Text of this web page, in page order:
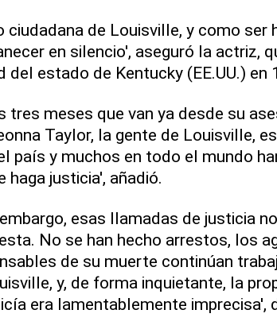
ciudadana de Louisville, y como ser
en silencio', aseguró la actriz,
del estado de Kentucky (EE.UU.) en
tres meses que van ya desde su
Taylor, la gente de Louisville,
país y muchos en todo el mundo
haga justicia', añadió.
esas llamadas de justicia
No se han hecho arrestos, los
de su muerte continúan
y, de forma inquietante, la
era lamentablemente imprecisa',